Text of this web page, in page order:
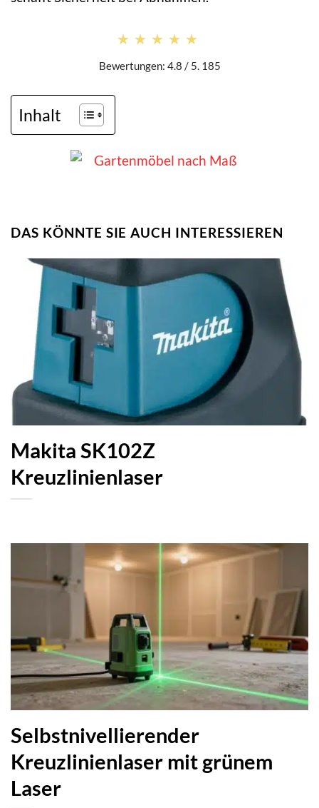
★★★★★
★★★★★
Bewertungen: 4.8 / 5. 185
Inhalt
DAS KÖNNTE SIE AUCH INTERESSIEREN
Makita SK102Z
Kreuzlinienlaser
Selbstnivellierender
Kreuzlinienlaser mit grünem
Laser